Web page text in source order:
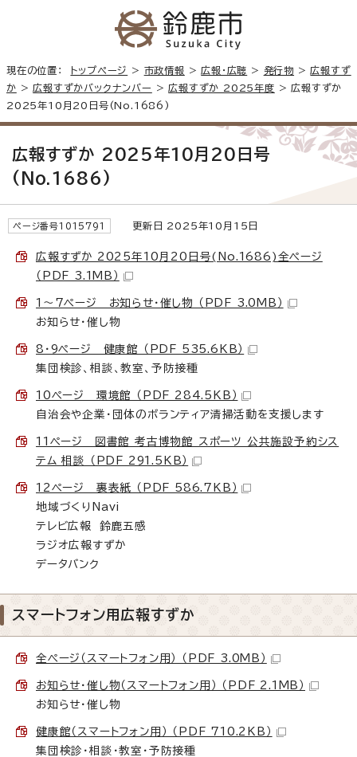
現在の位置： トップページ > 市政情報 >広報・広聴 > 発行物 >広報すず
か >広報すずかバックナンバー >広報すずか 2025年度 > 広報すずか
2025年10月20日号(No.1686)
広報すずか 2025年10月20日号
(No.1686)
ページ番号1015791 更新日 2025年10月15日
広報すずか 2025年10月20日号(No.1686)全ページ
（PDF 3.1MB）
1～7ページ お知らせ・催し物 （PDF 3.0MB）
お知らせ・催し物
8・9ページ 健康館 （PDF 535.6KB）
集団検診、相談、教室、予防接種
10ページ 環境館 （PDF 284.5KB）
自治会や企業・団体のボランティア清掃活動を支援します
11ページ 図書館 考古博物館 スポーツ 公共施設予約シス
テム 相談 （PDF 291.5KB）
12ページ 裏表紙 （PDF 586.7KB）
地域づくりNavi
テレビ広報 鈴鹿五感
ラジオ広報すずか
データバンク
スマートフォン用広報すずか
全ページ（スマートフォン用） （PDF 3.0MB）
お知らせ・催し物（スマートフォン用） （PDF 2.1MB）
お知らせ・催し物
健康館（スマートフォン用） （PDF 710.2KB）
集団検診・相談・教室・予防接種